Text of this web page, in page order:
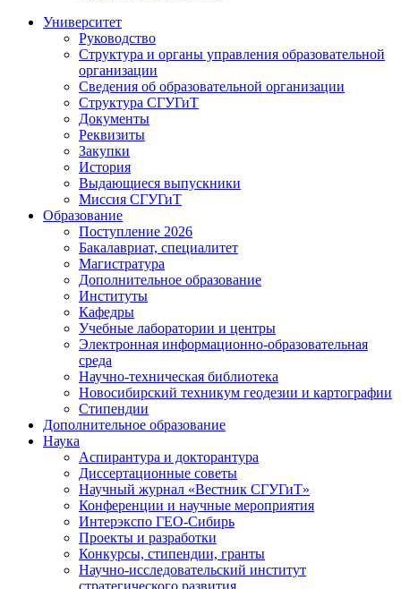
Университет
Руководство
Структура и органы управления образовательной
организации
Сведения об образовательной организации
Структура СГУГиТ
Документы
Реквизиты
Закупки
История
Выдающиеся выпускники
Миссия СГУГиТ
Образование
Поступление 2026
Бакалавриат, специалитет
Магистратура
Дополнительное образование
Институты
Кафедры
Учебные лаборатории и центры
Электронная информационно-образовательная
среда
Научно-техническая библиотека
Новосибирский техникум геодезии и картографии
Стипендии
Дополнительное образование
Наука
Аспирантура и докторантура
Диссертационные советы
Научный журнал «Вестник СГУГиТ»
Конференции и научные мероприятия
Интерэкспо ГЕО-Сибирь
Проекты и разработки
Конкурсы, стипендии, гранты
Научно-исследовательский институт
стратегического развития